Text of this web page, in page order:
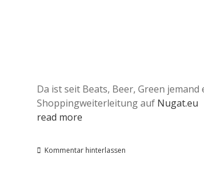
Da ist seit Beats, Beer, Green
Shoppingweiterleitung auf Nugat.eu
read more
Kommentar hinterlassen